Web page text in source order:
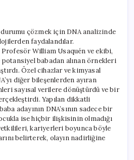
çözmek için DNA analizinde
faydalandılar.
William Usaquén ve ekibi,
babadan alınan örnekleri
Özel cihazlar ve kimyasal
diğer bileşenlerden ayıran
sayısal verilere dönüştürdü ve bir
Yapılan dikkatli
adayının DNA’sının sadece bir
ise hiçbir ilişkisinin olmadığı
kariyerleri boyunca böyle
belirterek, olayın nadirliğine